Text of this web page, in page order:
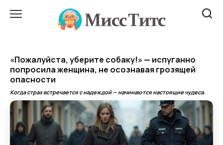
«Пожалуйста, уберите собаку!» — испуганно
попросила женщина, не осознавая грозящей
опасности
Когда страх встречается с надеждой — начинаются настоящие чудеса.